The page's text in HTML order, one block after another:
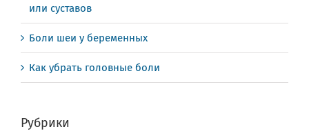
или суставов
Боли шеи у беременных
Как убрать головные боли
Рубрики